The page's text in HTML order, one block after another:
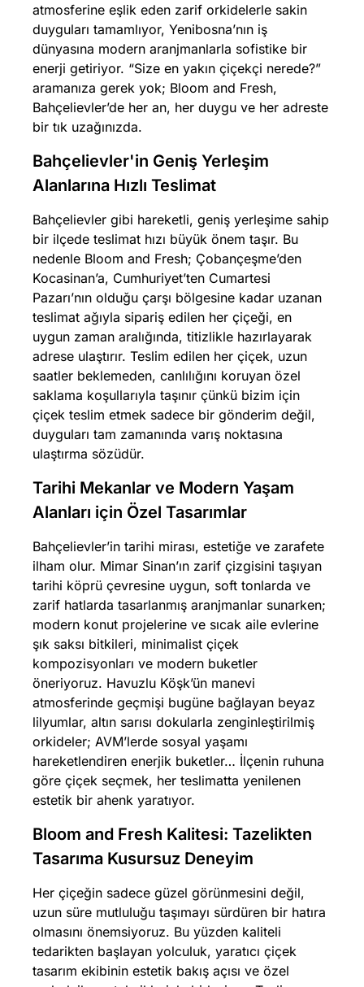
atmosferine eşlik eden zarif orkidelerle sakin
duyguları tamamlıyor, Yenibosna’nın iş
dünyasına modern aranjmanlarla sofistike bir
enerji getiriyor. “Size en yakın çiçekçi nerede?”
aramanıza gerek yok; Bloom and Fresh,
Bahçelievler’de her an, her duygu ve her adreste
bir tık uzağınızda.
Bahçelievler'in Geniş Yerleşim
Alanlarına Hızlı Teslimat
Bahçelievler gibi hareketli, geniş yerleşime sahip
bir ilçede teslimat hızı büyük önem taşır. Bu
nedenle Bloom and Fresh; Çobançeşme’den
Kocasinan’a, Cumhuriyet’ten Cumartesi
Pazarı’nın olduğu çarşı bölgesine kadar uzanan
teslimat ağıyla sipariş edilen her çiçeği, en
uygun zaman aralığında, titizlikle hazırlayarak
adrese ulaştırır. Teslim edilen her çiçek, uzun
saatler beklemeden, canlılığını koruyan özel
saklama koşullarıyla taşınır çünkü bizim için
çiçek teslim etmek sadece bir gönderim değil,
duyguları tam zamanında varış noktasına
ulaştırma sözüdür.
Tarihi Mekanlar ve Modern Yaşam
Alanları için Özel Tasarımlar
Bahçelievler’in tarihi mirası, estetiğe ve zarafete
ilham olur. Mimar Sinan’ın zarif çizgisini taşıyan
tarihi köprü çevresine uygun, soft tonlarda ve
zarif hatlarda tasarlanmış aranjmanlar sunarken;
modern konut projelerine ve sıcak aile evlerine
şık saksı bitkileri, minimalist çiçek
kompozisyonları ve modern buketler
öneriyoruz. Havuzlu Köşk’ün manevi
atmosferinde geçmişi bugüne bağlayan beyaz
lilyumlar, altın sarısı dokularla zenginleştirilmiş
orkideler; AVM’lerde sosyal yaşamı
hareketlendiren enerjik buketler… İlçenin ruhuna
göre çiçek seçmek, her teslimatta yenilenen
estetik bir ahenk yaratıyor.
Bloom and Fresh Kalitesi: Tazelikten
Tasarıma Kusursuz Deneyim
Her çiçeğin sadece güzel görünmesini değil,
uzun süre mutluluğu taşımayı sürdüren bir hatıra
olmasını önemsiyoruz. Bu yüzden kaliteli
tedarikten başlayan yolculuk, yaratıcı çiçek
tasarım ekibinin estetik bakış açısı ve özel